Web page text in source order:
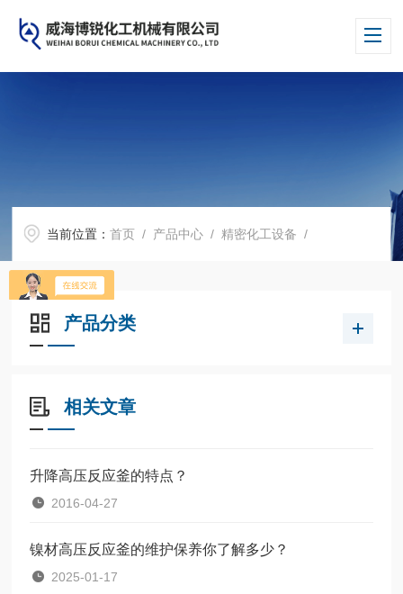
当前位置：首页 / 产品中心 / 精密化工设备 /
产品分类
相关文章
升降高压反应釜的特点？
2016-04-27
镍材高压反应釜的维护保养你了解多少？
2025-01-17